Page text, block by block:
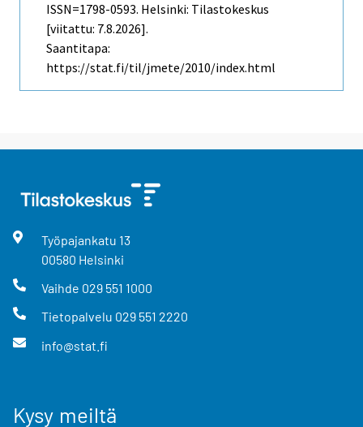
ISSN=1798-0593. Helsinki: Tilastokeskus
[viitattu: 7.8.2026].
Saantitapa:
https://stat.fi/til/jmete/2010/index.html
Työpajankatu 13
00580 Helsinki
Vaihde 029 551 1000
Tietopalvelu 029 551 2220
info@stat.fi
Kysy meiltä